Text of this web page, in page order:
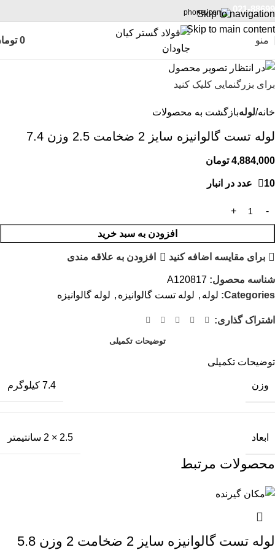
Skip to navigation
Skip to main content
021-88699
منو 0
برای بزرگنمایی کلیک کنید
خانه لولهبازگشت به محصولات
لوله تست گالوانیزه سایز 2 ضخامت 2.5 وزن 7.4
4,884,000 تومان
10 عدد در انبار
افزودن به سبد خرید
برای مقایسه اضافه کنید افزودن به علاقه مندی
شناسه محصول: A120817
Categories: لوله , لوله تست گالوانیزه , لوله گالوانیزه
اشتراک گذاری:
توضیحات تکمیلی
توضیحات تکمیلی
وزن 7.4 کیلوگرم
ابعاد 2.5 × 2 سانتیمتر
محصولات مرتبط
لوله تست گالوانیزه سایز 2 ضخامت 2 وزن 5.8